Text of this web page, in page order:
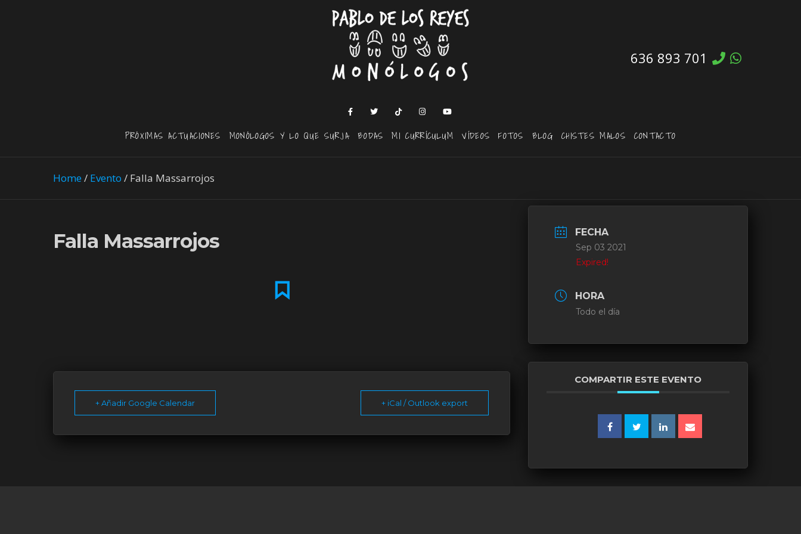
636 893 701
PRÓXIMAS ACTUACIONES MONÓLOGOS Y LO QUE SURJA BODAS MI CURRÍCULUM VÍDEOS FOTOS BLOG CHISTES MALOS CONTACTO
Home/ Evento / Falla Massarrojos
Falla Massarrojos
+ Añadir Google Calendar + iCal / Outlook export
FECHA
Sep 03 2021
Expired!
HORA
Todo el día
COMPARTIR ESTE EVENTO